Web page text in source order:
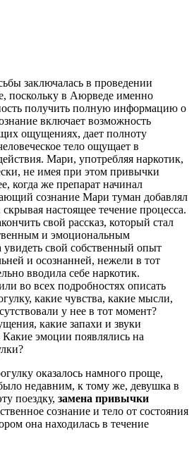
заключалась в проведении
поскольку в Аюрведе именно
получить полную информацию о
включает возможность
ощущениях, дает полноту
тело ощущает в
Мари, употребляя наркотик,
не имея при этом привычки
когда же препарат начинал
сознание Мари туман добавлял
настоящее течение процесса.
свой рассказ, который стал
и эмоциональным
свой собственный опыт
и осознанней, нежели в тот
вводила себе наркотик.
во всех подробностях описать
какие чувства, какие мысли,
у нее в тот момент?
какие запахи и звуки
Какие эмоции появлялись на
оказалось намного проще,
недавним, к тому же, девушка в
поездку, замена привычки
сознание и тело от состояния
она находилась в течение